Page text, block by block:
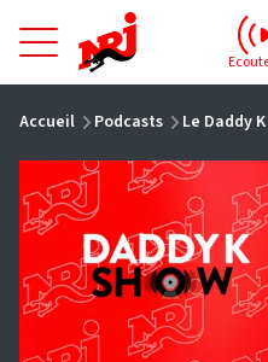
NRJ - Accueil
Accueil Podcasts Le Daddy